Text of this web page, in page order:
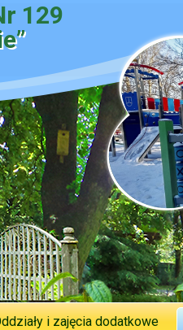
129
i zajęcia dodatkowe